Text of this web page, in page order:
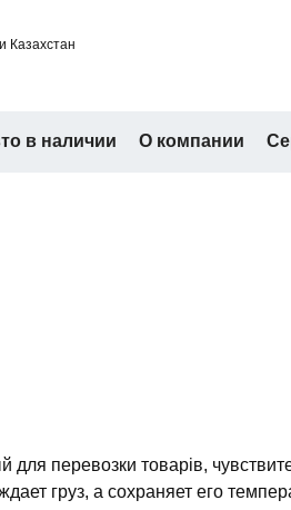
Казахстан
в наличии О компании
перевозки товарів,
груз, а сохраняет его